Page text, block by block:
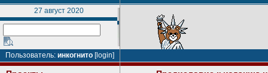
27 август 2020
Пользователь: инкогнито [login]